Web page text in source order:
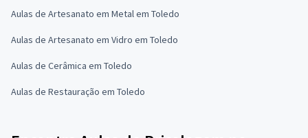
Aulas de Artesanato em Metal em Toledo
Aulas de Artesanato em Vidro em Toledo
Aulas de Cerâmica em Toledo
Aulas de Restauração em Toledo